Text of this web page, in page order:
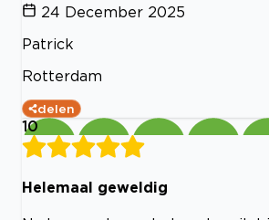
24 December 2025
Patrick
Rotterdam
delen
10
Helemaal geweldig